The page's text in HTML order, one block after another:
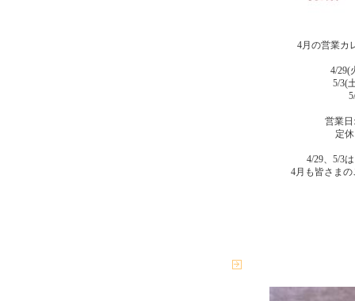
4月の営業カ
4/29(
5/3(
営業日
定
4/29、5/3
4月も皆さま